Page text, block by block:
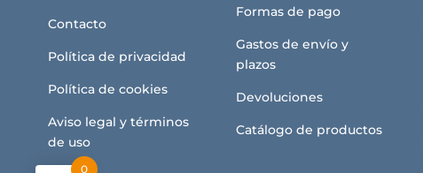
Contacto
Política de privacidad
Política de cookies
Aviso legal y términos
de uso
Formas de pago
Gastos de envío y
plazos
Devoluciones
Catálogo de productos
0